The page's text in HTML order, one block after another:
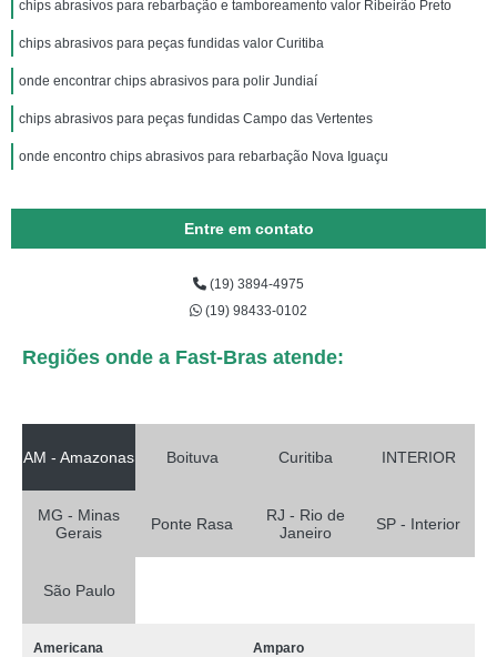
chips abrasivos para rebarbação e tamboreamento valor Ribeirão Preto
chips abrasivos para peças fundidas valor Curitiba
onde encontrar chips abrasivos para polir Jundiaí
chips abrasivos para peças fundidas Campo das Vertentes
onde encontro chips abrasivos para rebarbação Nova Iguaçu
Entre em contato
(19) 3894-4975
(19) 98433-0102
Regiões onde a Fast-Bras atende:
AM - Amazonas Boituva Curitiba INTERIOR
MG - Minas
Gerais
Ponte Rasa
RJ - Rio de
Janeiro
SP - Interior
São Paulo
Americana Amparo